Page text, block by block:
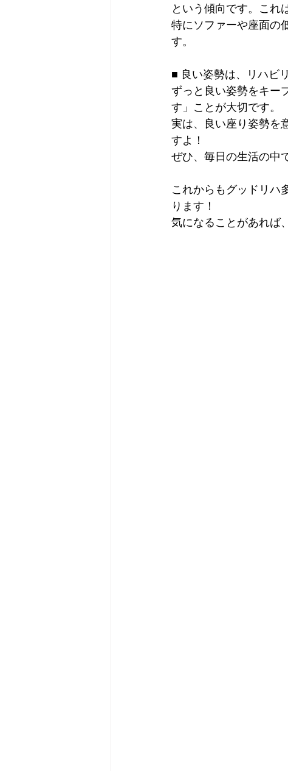
という傾向です。これ
特にソファーや座面の
す。
■ 良い姿勢は、リハビ
ずっと良い姿勢をキー
す」ことが大切です。
実は、良い座り姿勢を
すよ！
ぜひ、毎日の生活の中
これからもグッドリハ
ります！
気になることがあれば